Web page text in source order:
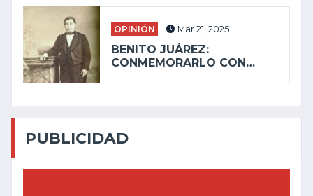
OPINIÓN Mar 21, 2025
BENITO JUÁREZ:
CONMEMORARLO CON…
PUBLICIDAD